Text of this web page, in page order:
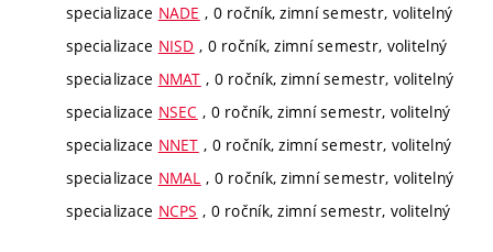
specializace NADE , 0 ročník, zimní semestr, volitelný
specializace NISD , 0 ročník, zimní semestr, volitelný
specializace NMAT , 0 ročník, zimní semestr, volitelný
specializace NSEC , 0 ročník, zimní semestr, volitelný
specializace NNET , 0 ročník, zimní semestr, volitelný
specializace NMAL , 0 ročník, zimní semestr, volitelný
specializace NCPS , 0 ročník, zimní semestr, volitelný